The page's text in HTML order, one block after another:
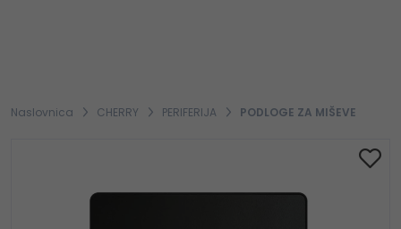
Naslovnica CHERRY PERIFERIJA PODLOGE ZA MIŠEVE